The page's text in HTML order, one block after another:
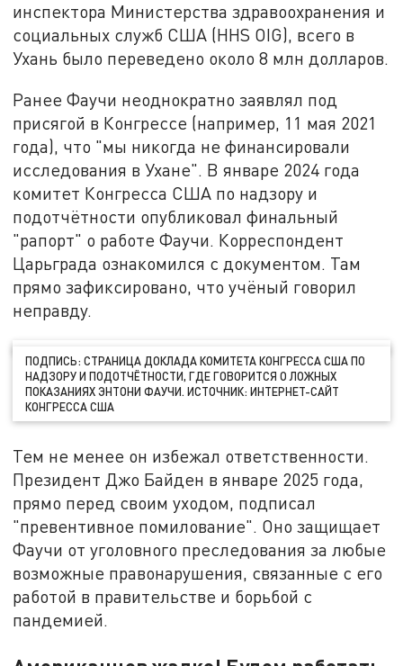
инспектора Министерства здравоохранения и
социальных служб США (HHS OIG), всего в
Ухань было переведено около 8 млн долларов.
Ранее Фаучи неоднократно заявлял под
присягой в Конгрессе (например, 11 мая 2021
года), что "мы никогда не финансировали
исследования в Ухане". В январе 2024 года
комитет Конгресса США по надзору и
подотчётности опубликовал финальный
"рапорт" о работе Фаучи. Корреспондент
Царьграда ознакомился с документом. Там
прямо зафиксировано, что учёный говорил
неправду.
ПОДПИСЬ: СТРАНИЦА ДОКЛАДА КОМИТЕТА КОНГРЕССА США ПО
НАДЗОРУ И ПОДОТЧЁТНОСТИ, ГДЕ ГОВОРИТСЯ О ЛОЖНЫХ
ПОКАЗАНИЯХ ЭНТОНИ ФАУЧИ. ИСТОЧНИК: ИНТЕРНЕТ-САЙТ
КОНГРЕССА США
Тем не менее он избежал ответственности.
Президент Джо Байден в январе 2025 года,
прямо перед своим уходом, подписал
"превентивное помилование". Оно защищает
Фаучи от уголовного преследования за любые
возможные правонарушения, связанные с его
работой в правительстве и борьбой с
пандемией.